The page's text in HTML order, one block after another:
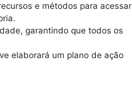
e métodos para acessar
garantindo que todos os
elaborará um plano de ação